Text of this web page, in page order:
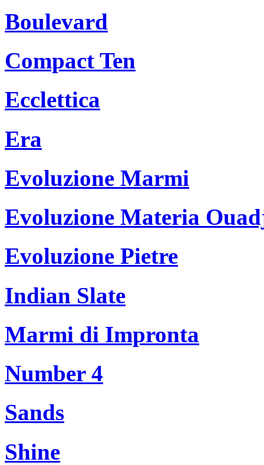
Boulevard
Compact Ten
Ecclettica
Era
Evoluzione Marmi
Evoluzione Materia
Evoluzione Pietre
Indian Slate
Marmi di Impronta
Number 4
Sands
Shine